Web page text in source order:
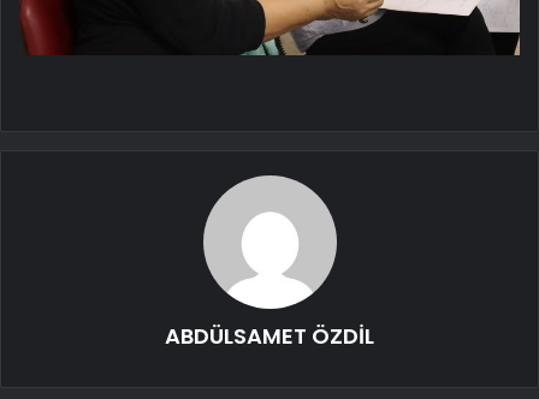
ABDÜLSAMET ÖZDİL